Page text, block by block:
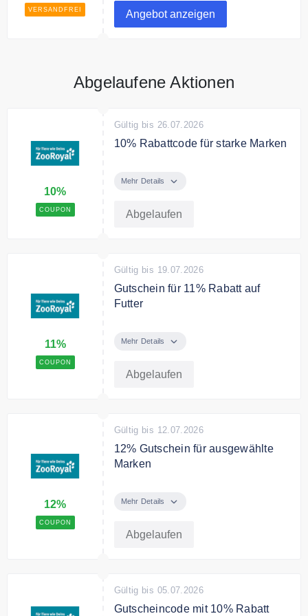
VERSANDFREI
versandkostenfrei
Angebot anzeigen
Abgelaufene Aktionen
10%
COUPON
Gültig bis 26.07.2026
10% Rabattcode für starke Marken
auf starke Marken
*Gültig für die Marken: Belcando,
Hunter, Sure Petcare und Trixie.
Mehr Details
Abgelaufen
11%
COUPON
Gültig bis 19.07.2026
Gutschein für 11% Rabatt auf
Futter
11% auf Futter.
Ab 59€ Mindestbestellwert. Nur
Mehr Details
Abgelaufen
12%
COUPON
Gültig bis 12.07.2026
12% Gutschein für ausgewählte
Marken
12% auf Royal Canin, Belcando,
Bedingungen
Mehr Details
Abgelaufen
Gültig bis 05.07.2026
Gutscheincode mit 10% Rabatt